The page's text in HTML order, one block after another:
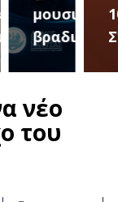
μουσική
βραδιά
νέο
του